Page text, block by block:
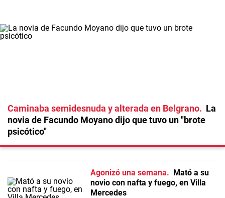
Caminaba semidesnuda y alterada en Belgrano
La
novia de Facundo Moyano dijo que tuvo un "brote
psicótico"
Agonizó una semana
Mató a su
novio con nafta y fuego, en Villa
Mercedes